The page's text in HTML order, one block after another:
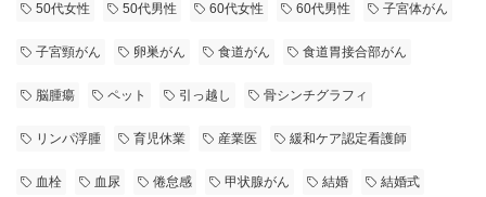
50代女性 50代男性 60代女性 60代男性 子宮体がん
子宮頸がん 卵巣がん 食道がん 食道胃接合部がん
脳腫瘍 ペット 引っ越し 骨シンチグラフィ
リンパ浮腫 育児休業 産業医 緩和ケア認定看護師
血栓 血尿 倦怠感 甲状腺がん 結婚 結婚式